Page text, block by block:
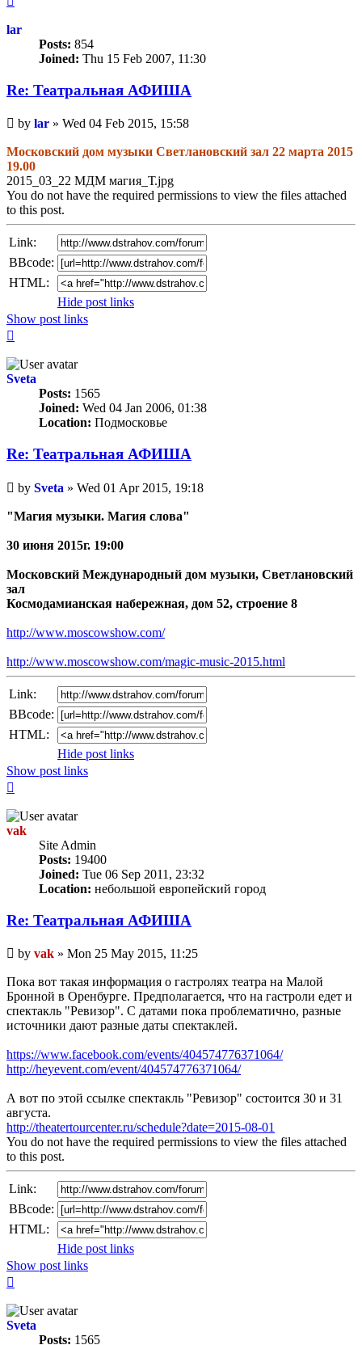
lar
Posts: 854
Joined: Thu 15 Feb 2007, 11:30
Re: Театральная АФИША
Unread
post
by lar » Wed 04 Feb 2015, 15:58
Московский дом музыки Светлановский зал 22 марта 2015
19.00
2015_03_22 МДМ магия_Т.jpg
You do not have the required permissions to view the files attached
to this post.
Link:
BBcode:
HTML:
Hide post links
Show post links
Sveta
Posts: 1565
Joined: Wed 04 Jan 2006, 01:38
Location: Подмосковье
Re: Театральная АФИША
Unread
post
by Sveta » Wed 01 Apr 2015, 19:18
"Магия музыки. Магия слова"
30 июня 2015г. 19:00
Московский Международный дом музыки, Светлановский
зал
Космодамианская набережная, дом 52, строение 8
http://www.moscowshow.com/
http://www.moscowshow.com/magic-music-2015.html
Link:
BBcode:
HTML:
Hide post links
Show post links
vak
Site Admin
Posts: 19400
Joined: Tue 06 Sep 2011, 23:32
Location: небольшой европейский город
Re: Театральная АФИША
Unread
post
by vak » Mon 25 May 2015, 11:25
Пока вот такая информация о гастролях театра на Малой
Бронной в Оренбурге. Предполагается, что на гастроли едет и
спектакль "Ревизор". С датами пока проблематично, разные
источники дают разные даты спектаклей.
https://www.facebook.com/events/404574776371064/
http://heyevent.com/event/404574776371064/
А вот по этой ссылке спектакль "Ревизор" состоится 30 и 31
августа.
http://theatertourcenter.ru/schedule?date=2015-08-01
You do not have the required permissions to view the files attached
to this post.
Link:
BBcode:
HTML:
Hide post links
Show post links
Sveta
Posts: 1565